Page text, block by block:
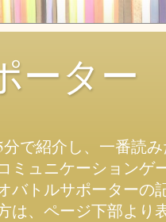
ーター
で紹介し、一番読
ミュニケーションゲ
バトルサポーターの
は、ページ下部より